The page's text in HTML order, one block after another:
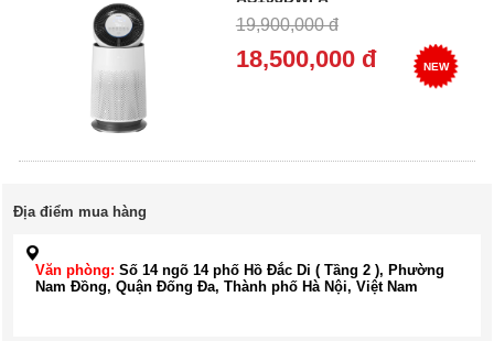
19,900,000 đ
18,500,000 đ NEW
Địa điểm mua hàng
Văn phòng: Số 14 ngõ 14 phố Hồ Đắc Di ( Tầng 2 ), Phường
Nam Đồng, Quận Đống Đa, Thành phố Hà Nội, Việt Nam